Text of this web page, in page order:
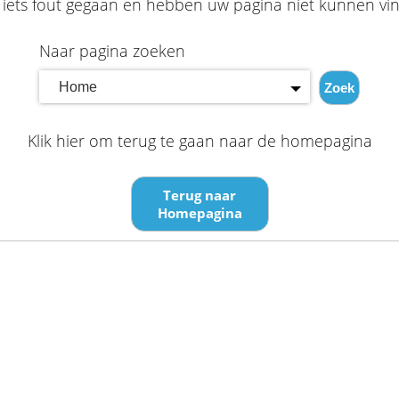
iets fout gegaan en hebben uw pagina niet kunnen
Naar pagina zoeken
Home Zoek
Klik hier om terug te gaan naar de homepagina
Terug naar
Homepagina